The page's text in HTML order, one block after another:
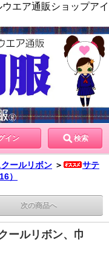
エア通販ショップアイ
イン 検索
ールリボン ＞
サテ
）
次の商品へ
ールリボン、巾